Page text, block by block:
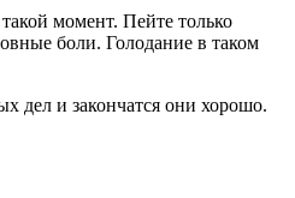
момент. Пейте только
боли. Голодание в таком
дел и закончатся они хорошо.